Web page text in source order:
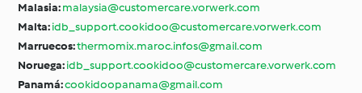
Malasia:malaysia@customercare.vorwerk.com
Malta:idb_support.cookidoo@customercare.vorwerk.com
Marruecos:thermomix.maroc.infos@gmail.com
Noruega:idb_support.cookidoo@customercare.vorwerk.com
Panamá:cookidoopanama@gmail.com